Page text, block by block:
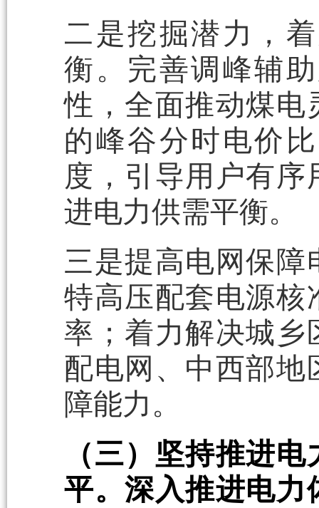
二是挖掘潜力，
衡。完善调峰辅
性，全面推动煤电
的峰谷分时电价
度，引导用户有
进电力供需平衡。
三是提高电网保
特高压配套电源核
率；着力解决城乡
配电网、中西部地
障能力。
（三）坚持推进
平。深入推进电力